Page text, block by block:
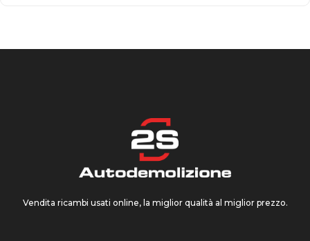
Vendita ricambi usati online, la miglior qualità al miglior prezzo.